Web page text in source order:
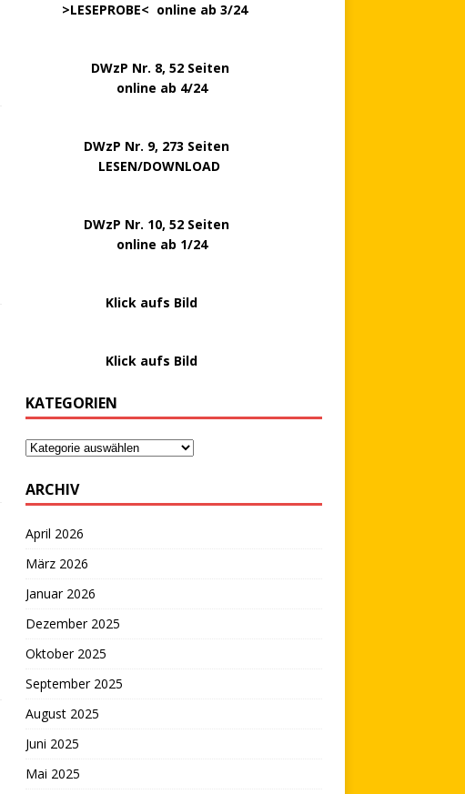
>LESEPROBE< online ab 3/24
DWzP Nr. 8, 52 Seiten
online ab 4/24
DWzP Nr. 9, 273 Seiten
LESEN/DOWNLOAD
DWzP Nr. 10, 52 Seiten
online ab 1/24
Klick aufs Bild
Klick aufs Bild
KATEGORIEN
ARCHIV
April 2026
März 2026
Januar 2026
Dezember 2025
Oktober 2025
September 2025
August 2025
Juni 2025
Mai 2025